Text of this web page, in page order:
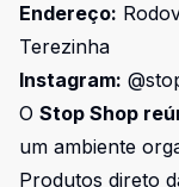
Endereço:
Terezinha
Instagram:
O Stop Shop
um ambiente
Produtos direto